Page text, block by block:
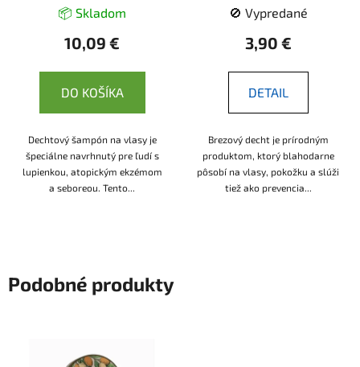
📦 Skladom
10,09 €
DO KOŠÍKA
Dechtový šampón na vlasy je
špeciálne navrhnutý pre ľudí s
lupienkou, atopickým ekzémom
a seboreou. Tento...
🚫 Vypredané
3,90 €
DETAIL
Brezový decht je prírodným
produktom, ktorý blahodarne
pôsobí na vlasy, pokožku a slúži
tiež ako prevencia...
Podobné produkty